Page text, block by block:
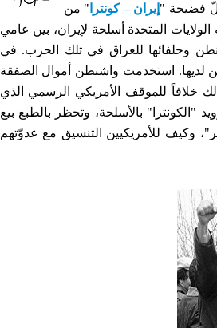
فضيحة " إيران – كونترا " من
المتحدة أسلحة لإيران، بين عامي
وحلفائها للعراق في تلك الحرب. في
لديها. استخدمت واشنطن أموال الصفقة
خلافاً للموقف الأمريكي الرسمي الذي
بالأسلحة، وتحظر بالطبع بيع
وكيف للأمريكيين التنسيق مع عدوّتهم